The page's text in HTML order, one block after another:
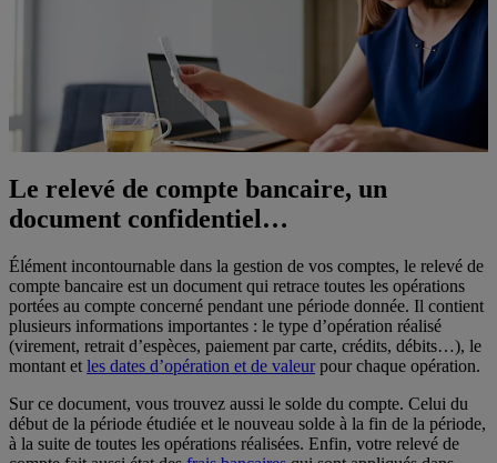
Le relevé de compte bancaire, un
document confidentiel…
Élément incontournable dans la gestion de vos comptes, le relevé de
compte bancaire est un document qui retrace toutes les opérations
portées au compte concerné pendant une période donnée. Il contient
plusieurs informations importantes : le type d’opération réalisé
(virement, retrait d’espèces, paiement par carte, crédits, débits…), le
montant et les dates d’opération et de valeurpour chaque opération.
Sur ce document, vous trouvez aussi le solde du compte. Celui du
début de la période étudiée et le nouveau solde à la fin de la période,
à la suite de toutes les opérations réalisées. Enfin, votre relevé de